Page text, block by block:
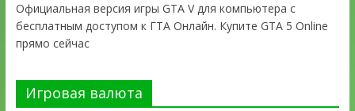
Официальная версия игры GTA V для компьютера с
бесплатным доступом к ГТА Онлайн. Купите GTA 5 Online
прямо сейчас
Игровая валюта